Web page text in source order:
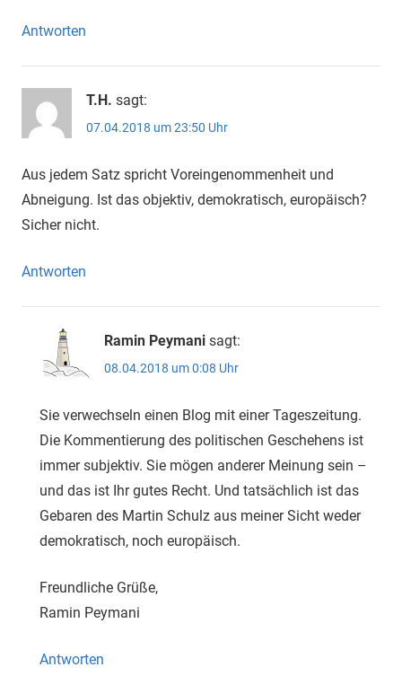
Antworten
T.H. sagt:
07.04.2018 um 23:50 Uhr
Aus jedem Satz spricht Voreingenommenheit und
Abneigung. Ist das objektiv, demokratisch, europäisch?
Sicher nicht.
Antworten
Ramin Peymani sagt:
08.04.2018 um 0:08 Uhr
Sie verwechseln einen Blog mit einer Tageszeitung.
Die Kommentierung des politischen Geschehens ist
immer subjektiv. Sie mögen anderer Meinung sein –
und das ist Ihr gutes Recht. Und tatsächlich ist das
Gebaren des Martin Schulz aus meiner Sicht weder
demokratisch, noch europäisch.
Freundliche Grüße,
Ramin Peymani
Antworten